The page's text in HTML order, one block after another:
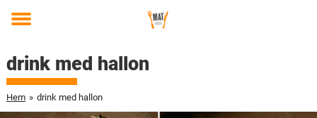
Toggle
drink med hallon
Hem » drink med hallon